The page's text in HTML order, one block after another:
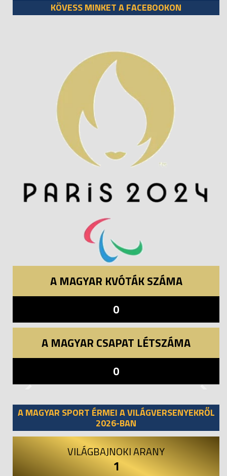
KÖVESS MINKET A FACEBOOKON
A MAGYAR KVÓTÁK SZÁMA
0
A MAGYAR CSAPAT LÉTSZÁMA
0
A MAGYAR SPORT ÉRMEI A VILÁGVERSENYEKRŐL
2026-BAN
VILÁGBAJNOKI ARANY
1